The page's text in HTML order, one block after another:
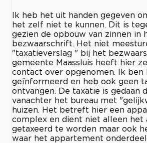
Ik heb het uit handen gegeven
het zelf niet te kunnen. Dit is
gezien de opbouw van zinnen in
bezwaarschrift. Het niet
"taxatieverslag " bij het
gemeente Maassluis heeft hier
contact over opgenomen. Ik ben
geïnformeerd en heb ook geen
ontvangen. De taxatie is gedaan
vanachter het bureau met
huizen. Het betreft hier een
complex en dient niet alleen het
getaxeerd te worden maar ook
waar het appartement onderdeel